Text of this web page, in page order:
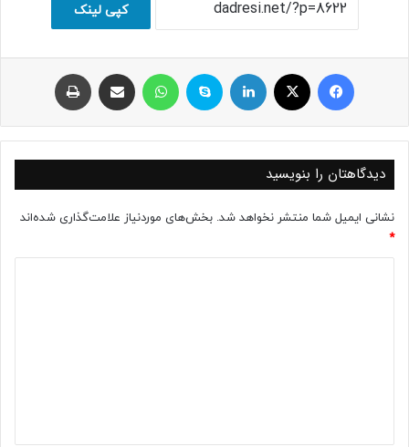
کپی لینک
فیسبوک ایکس لینکداین اسکایپ واتس آپ اشتراک با ایمیل
دیدگاهتان را بنویسید
نشانی ایمیل شما منتشر نخواهد شد. بخش‌های موردنیاز علامت‌گذاری شده‌اند
*